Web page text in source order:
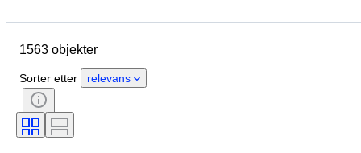
Opprinnelsesland
Tilstand
Sertifisering
Signatur
Striking
1563 objekter
Sorter etter relevans